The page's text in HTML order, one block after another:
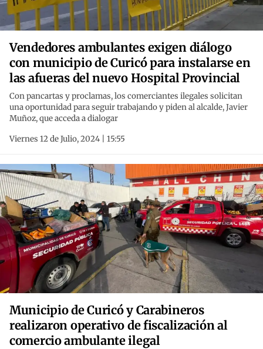
Vendedores ambulantes exigen diálogo
con municipio de Curicó para instalarse en
las afueras del nuevo Hospital Provincial
Con pancartas y proclamas, los comerciantes ilegales solicitan
una oportunidad para seguir trabajando y piden al alcalde, Javier
Muñoz, que acceda a dialogar
Viernes 12 de Julio, 2024 | 15:55
Municipio de Curicó y Carabineros
realizaron operativo de fiscalización al
comercio ambulante ilegal